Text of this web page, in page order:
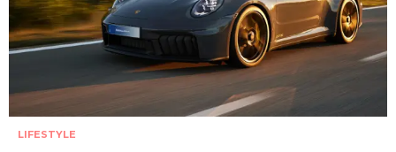
LIFESTYLE